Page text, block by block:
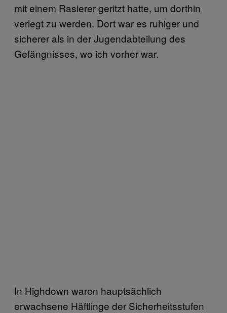
mit einem Rasierer geritzt hatte, um dorthin
verlegt zu werden. Dort war es ruhiger und
sicherer als in der Jugendabteilung des
Gefängnisses, wo ich vorher war.
In Highdown waren hauptsächlich
erwachsene Häftlinge der Sicherheitsstufen